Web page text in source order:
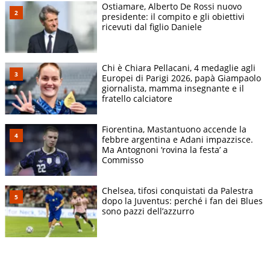
Ostiamare, Alberto De Rossi nuovo
presidente: il compito e gli obiettivi
ricevuti dal figlio Daniele
Chi è Chiara Pellacani, 4 medaglie agli
Europei di Parigi 2026, papà Giampaolo
giornalista, mamma insegnante e il
fratello calciatore
Fiorentina, Mastantuono accende la
febbre argentina e Adani impazzisce.
Ma Antognoni ‘rovina la festa’ a
Commisso
Chelsea, tifosi conquistati da Palestra
dopo la Juventus: perché i fan dei Blues
sono pazzi dell’azzurro